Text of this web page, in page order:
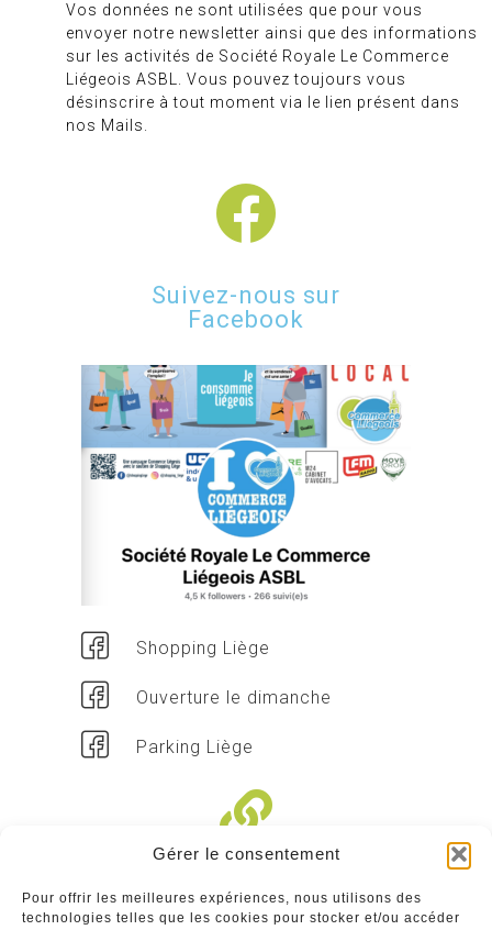
Gérer le consentement
Pour offrir les meilleures expériences, nous utilisons des
technologies telles que les cookies pour stocker et/ou accéder
Vos données ne sont utilisées que pour vous
envoyer notre newsletter ainsi que des informations
sur les activités de Société Royale Le Commerce
Liégeois ASBL. Vous pouvez toujours vous
désinscrire à tout moment via le lien présent dans
nos Mails.
Suivez-nous sur
Facebook
Shopping Liège
Ouverture le dimanche
Parking Liège